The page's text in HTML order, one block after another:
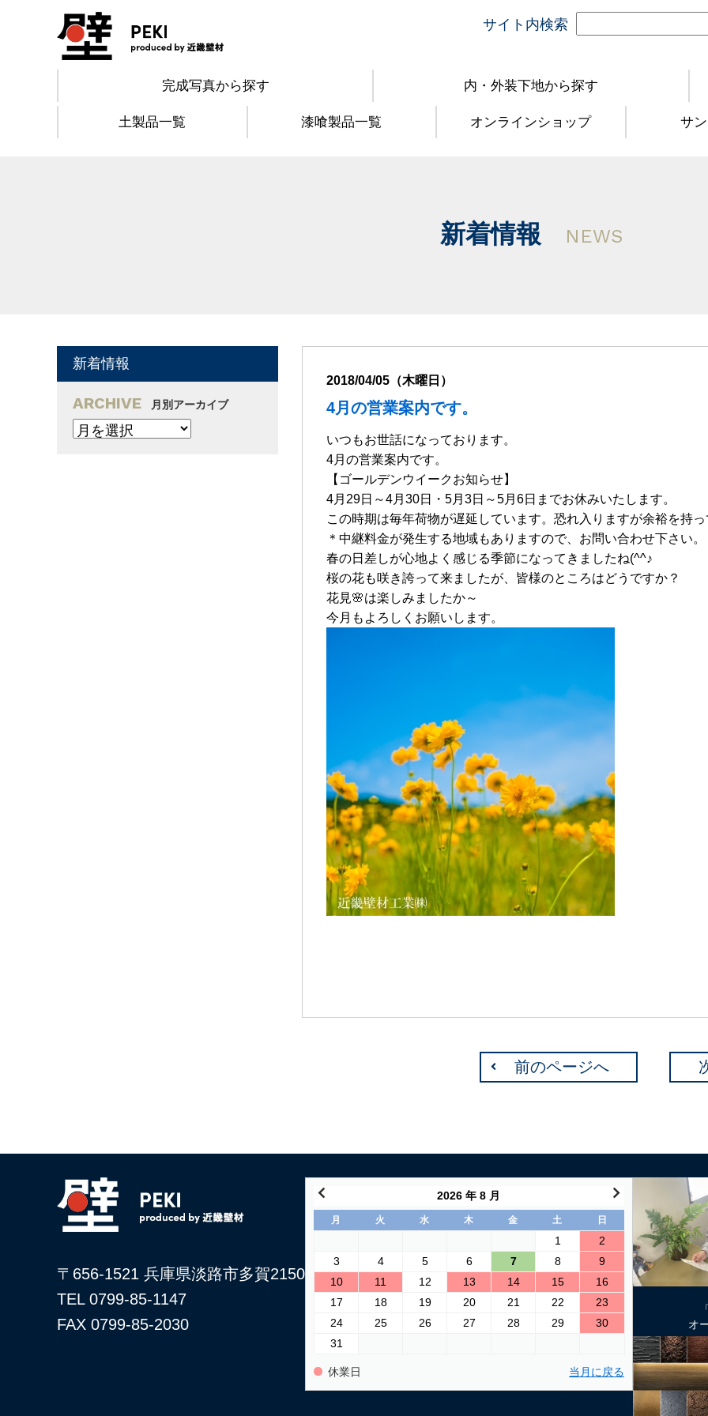
サイト内検索
完成写真から探す 内・外装下地から探す
土製品一覧 漆喰製品一覧 オンラインショップ サ
新着情報 NEWS
2018/04/05（木曜日）
4月の営業案内です。
いつもお世話になっております。
4月の営業案内です。
【ゴールデンウイークお知らせ】
4月29日～4月30日・5月3日～5月6日 までお休みいたします。
この時期は毎年荷物が遅延しています。恐れ入りますが余裕を持っ
＊中継料金が発生する地域もありますので、お問い合わせ下さい。
春の日差しが心地よく感じる季節になってきましたね(^^♪
桜の花も咲き誇って来ましたが、皆様のところはどうですか？
花見🌸は楽しみましたか～
今月もよろしくお願いします。
前のページへ
新着情報
ARCHIVE 月別アーカイブ
〒656-1521 兵庫県淡路市多賀2150
TEL 0799-85-1147
FAX 0799-85-2030
2026 年 8 月
月 火 水 木 金 土 日
1
2
3
4 5 6 7 8
9
10
11 12 13 14 15
16
17
18 19 20 21 22
23
24
25 26 27 28 29
30
31
休業日 当月に戻る
オ